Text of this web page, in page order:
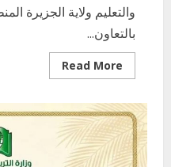
والتعليم ولاية الجزيرة
بالتعاون...
Read More
more
ولاية
الجزيرة
في